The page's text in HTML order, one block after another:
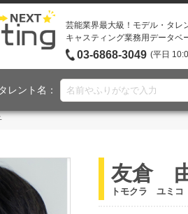
芸能業界最大級！モデル・タレ
キャスティング業務用データベ
03-6868-3049 (平日
タレント名：
友倉
トモクラ ユミコ